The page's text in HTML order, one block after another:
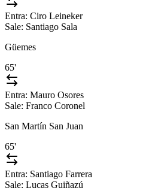
Entra: Ciro Leineker
Sale: Santiago Sala
Güemes
65'
Entra: Mauro Osores
Sale: Franco Coronel
San Martín San Juan
65'
Entra: Santiago Farrera
Sale: Lucas Guiñazú